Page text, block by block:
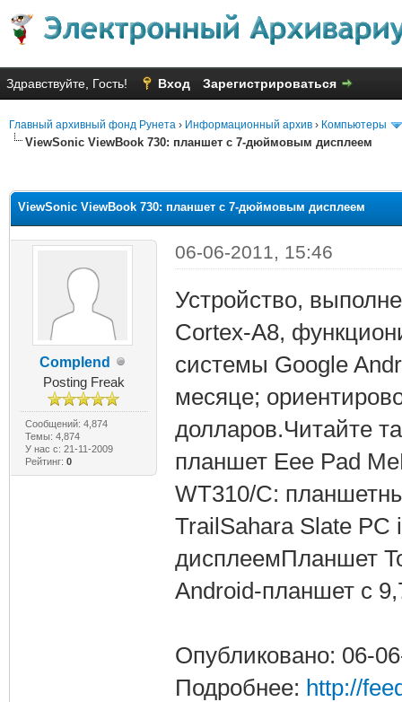
Здравствуйте, Гость! Вход Зарегистрироваться
Главный архивный фонд Рунета › Информационный архив › Компьютеры
ViewSonic ViewBook 730: планшет с 7-дюймовым дисплеем
ViewSonic ViewBook 730: планшет с 7-дюймовым дисплеем
Complend
Posting Freak
Сообщений: 4,874
Темы: 4,874
У нас с: 21-11-2009
Рейтинг: 0
06-06-2011, 15:46
Устройство,
Cortex-A8,
системы Google
месяце;
долларов.Читайте
планшет Eee Pad
WT310/C:
TrailSahara Slate
дисплеемПланшет
Android-планшет с
Опубликовано: 06-
Подробнее: http://